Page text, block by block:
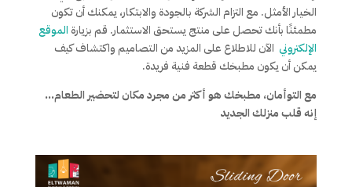
الخيار الأمثل. مع التزام الشركة بالجودة والابتكار، يمكنك أن تكون
مطمئنًا بأنك تحصل على منتج يستحق الاستثمار. قم بزيارة الموقع
الإلكترونيالآن للاطلاع على المزيد من التصاميم واكتشاف كيف
يمكن أن يكون مطبخك قطعة فنية فريدة.
مع التوأمان، مطبخك هو أكثر من مجرد مكان لتحضير الطعام…
إنه قلب منزلك الجديد